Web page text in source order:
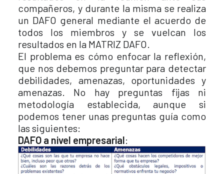
compañeros, y durante la misma se realiza
un DAFO general mediante el acuerdo de
todos los miembros y se vuelcan los
resultados en la MATRIZ DAFO.
El problema es cómo enfocar la reflexión,
que nos debemos preguntar para detectar
debilidades, amenazas, oportunidades y
amenazas. No hay preguntas fijas ni
metodología establecida, aunque si
podemos tener unas preguntas guía como
las siguientes:
DAFO a nivel empresarial: